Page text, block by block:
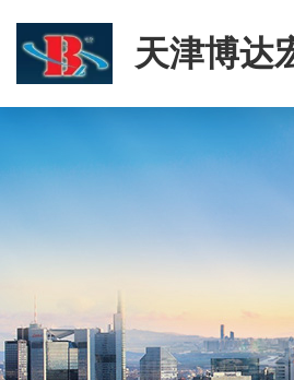
天津博达
司